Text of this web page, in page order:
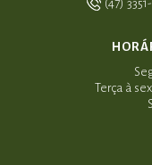
(47)
Terça à